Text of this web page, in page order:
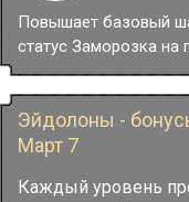
Повышает базовый
статус Заморозка на
Эйдолоны -
Март 7
Каждый уровень